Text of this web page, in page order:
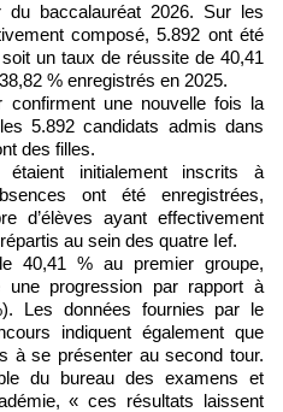
baccalauréat 2026. Sur les
composé, 5.892 ont été
un taux de réussite de 40,41
% enregistrés en 2025.
confirment une nouvelle fois la
5.892 candidats admis dans
des filles.
initialement inscrits à
ont été enregistrées,
d’élèves ayant effectivement
au sein des quatre Ief.
40,41 % au premier groupe,
une progression par rapport à
Les données fournies par le
indiquent également que
à se présenter au second tour.
du bureau des examens et
« ces résultats laissent